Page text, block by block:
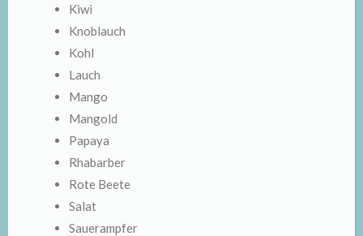
Kiwi
Knoblauch
Kohl
Lauch
Mango
Mangold
Papaya
Rhabarber
Rote Beete
Salat
Sauerampfer